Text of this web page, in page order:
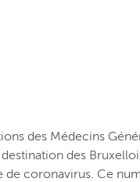
des Médecins
des
de coronavirus. Ce